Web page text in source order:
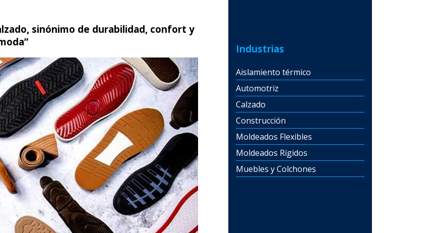
sinónimo de durabilidad, confort y
Industrias
Aislamiento térmico
Automotriz
Calzado
Construcción
Moldeados Flexibles
Moldeados Rígidos
Muebles y Colchones